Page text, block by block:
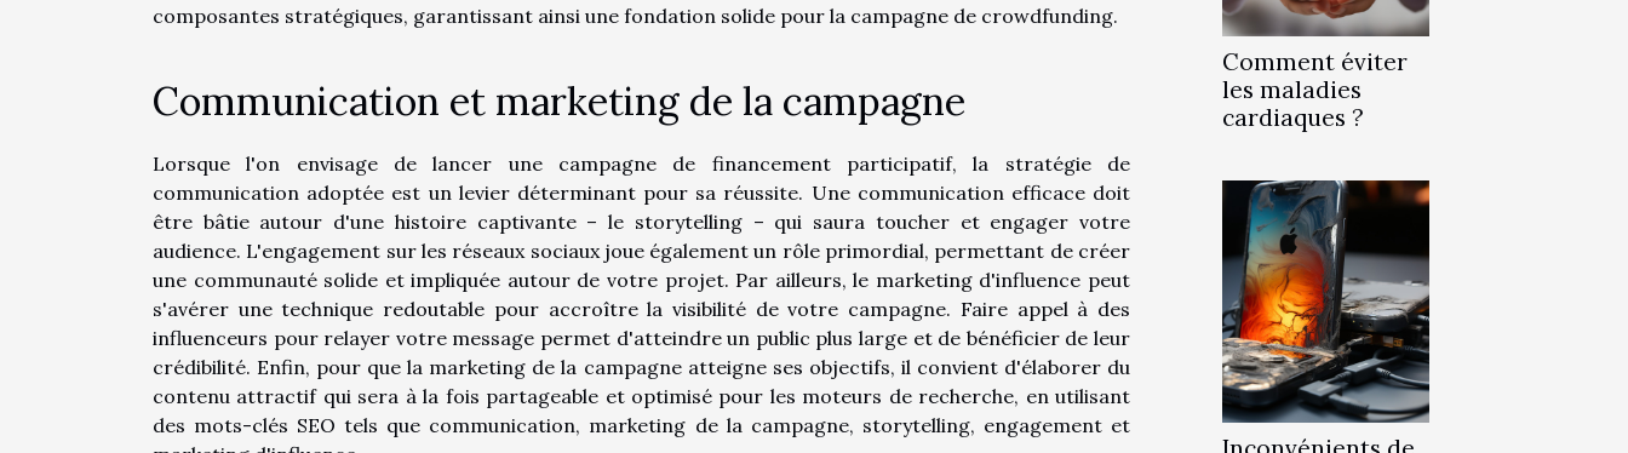
composantes stratégiques, garantissant ainsi une fondation solide pour la campagne de crowdfunding.
Communication et marketing de la campagne
Lorsque l'on envisage de lancer une campagne de financement participatif, la stratégie de
communication adoptée est un levier déterminant pour sa réussite. Une communication efficace doit
être bâtie autour d'une histoire captivante – le storytelling – qui saura toucher et engager votre
audience. L'engagement sur les réseaux sociaux joue également un rôle primordial, permettant de créer
une communauté solide et impliquée autour de votre projet. Par ailleurs, le marketing d'influence peut
s'avérer une technique redoutable pour accroître la visibilité de votre campagne. Faire appel à des
influenceurs pour relayer votre message permet d'atteindre un public plus large et de bénéficier de leur
crédibilité. Enfin, pour que la marketing de la campagne atteigne ses objectifs, il convient d'élaborer du
contenu attractif qui sera à la fois partageable et optimisé pour les moteurs de recherche, en utilisant
des mots-clés SEO tels que communication, marketing de la campagne, storytelling, engagement et
Comment éviter
les maladies
cardiaques ?